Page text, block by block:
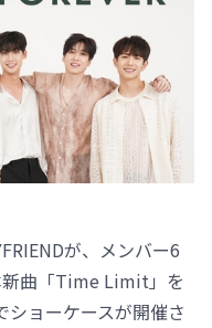
が、メンバー6
新曲「Time Limit」を
ョーケースが開催さ